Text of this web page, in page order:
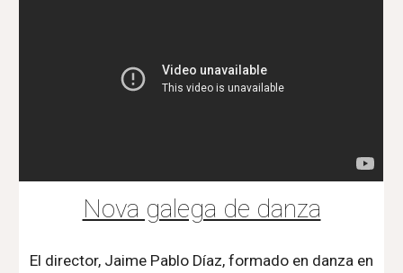
Nova galega de danza
El director, Jaime Pablo Díaz, formado en danza en